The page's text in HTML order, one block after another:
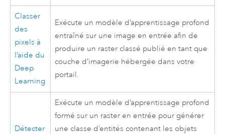
Classer
des
pixels à
l’aide du
Deep
Learning
Exécute un modèle d’apprentissage profond
entraîné sur une image en entrée afin de
produire un raster classé publié en tant que
couche d’imagerie hébergée dans votre
portail.
Détecter
Exécute un modèle d’apprentissage profond
formé sur un raster en entrée pour générer
une classe d’entités contenant les objets